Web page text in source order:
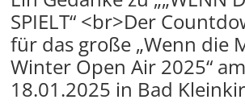
SPIELT“ <br>Der
für das große „Wenn die
Winter Open Air 2025“
18.01.2025 in Bad